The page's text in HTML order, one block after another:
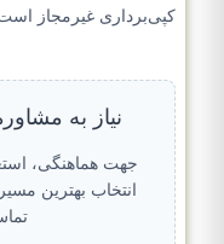
کپی‌برداری غیرمجاز
نیاز به
جهت هماهنگی،
انتخاب بهترین